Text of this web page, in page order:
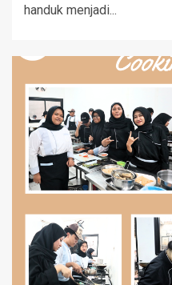
handuk menjadi...